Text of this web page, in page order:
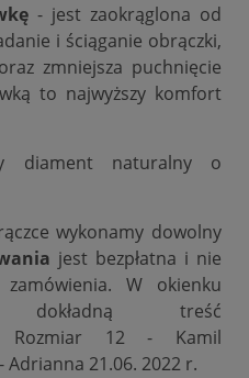
- jest zaokrąglona od
i ściąganie obrączki,
zmniejsza puchnięcie
to najwyższy komfort
diament naturalny o
wykonamy dowolny
jest bezpłatna i nie
zamówienia. W okienku
dokładną treść
12 - Kamil
Adrianna 21.06. 2022 r.